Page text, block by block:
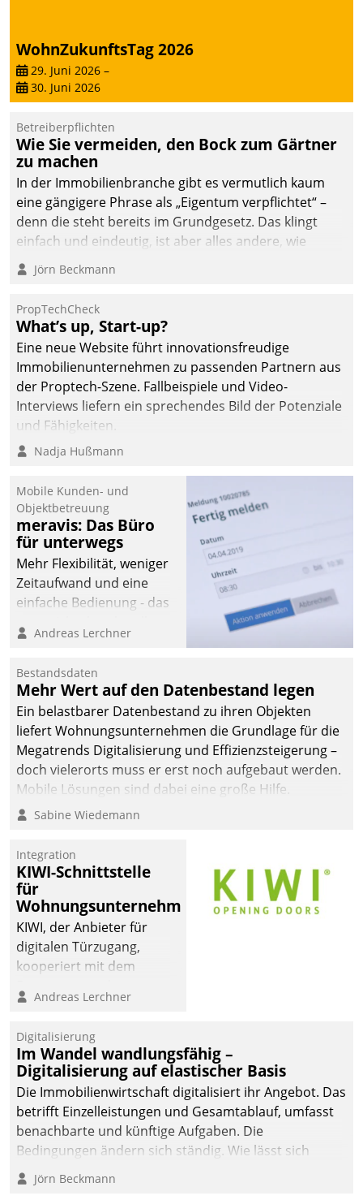
– und beschleunigt damit
den Weg vom
Mieteranliegen zum
WohnZukunftsTag 2026
29. Juni 2026 –
30. Juni 2026
Betreiberpflichten
Wie Sie vermeiden, den Bock zum Gärtner
zu machen
In der Immobilienbranche gibt es vermutlich kaum
eine gängigere Phrase als „Eigentum verpflichtet“ –
denn die steht bereits im Grundgesetz. Das klingt
einfach und eindeutig, ist aber alles andere, wie
Branchenbeschäftigte wissen. Denn mit der
Verantwortung folgen Verpflichtungen.
Jörn Beckmann
PropTechCheck
What’s up, Start-up?
Eine neue Website führt innovationsfreudige
Immobilienunternehmen zu passenden Partnern aus
der Proptech-Szene. Fallbeispiele und Video-
Interviews liefern ein sprechendes Bild der Potenziale
und Fähigkeiten.
Nadja Hußmann
Mobile Kunden- und
Objektbetreuung
meravis: Das Büro
für unterwegs
Mehr Flexibilität, weniger
Zeitaufwand und eine
einfache Bedienung - das
Cockpit für mobile
Datatrain. Die meravis
Wohnungsbau- und
Immobilien GmbH hat
sich dabei für den Betrieb
der Lösung über die SAP
Cloud Platform
entschieden - als erstes
Unternehmen am
Andreas Lerchner
Bestandsdaten
Mehr Wert auf den Datenbestand legen
Ein belastbarer Datenbestand zu ihren Objekten
liefert Wohnungsunternehmen die Grundlage für die
Megatrends Digitalisierung und Effizienzsteigerung –
doch vielerorts muss er erst noch aufgebaut werden.
Mobile Lösungen sind dabei eine große Hilfe.
Sabine Wiedemann
Integration
KIWI-Schnittstelle
für
Wohnungsunternehmen
KIWI, der Anbieter für
digitalen Türzugang,
kooperiert mit dem
Softwareentwicklungshaus
Andreas Lerchner
Digitalisierung
Im Wandel wandlungsfähig –
Digitalisierung auf elastischer Basis
Die Immobilienwirtschaft digitalisiert ihr Angebot. Das
betrifft Einzelleistungen und Gesamtablauf, umfasst
benachbarte und künftige Aufgaben. Die
Bedingungen ändern sich ständig. Wie lässt sich
technisch die Kontrolle wahren und zugleich Freiraum
fürs Wachsen öffnen?
Jörn Beckmann